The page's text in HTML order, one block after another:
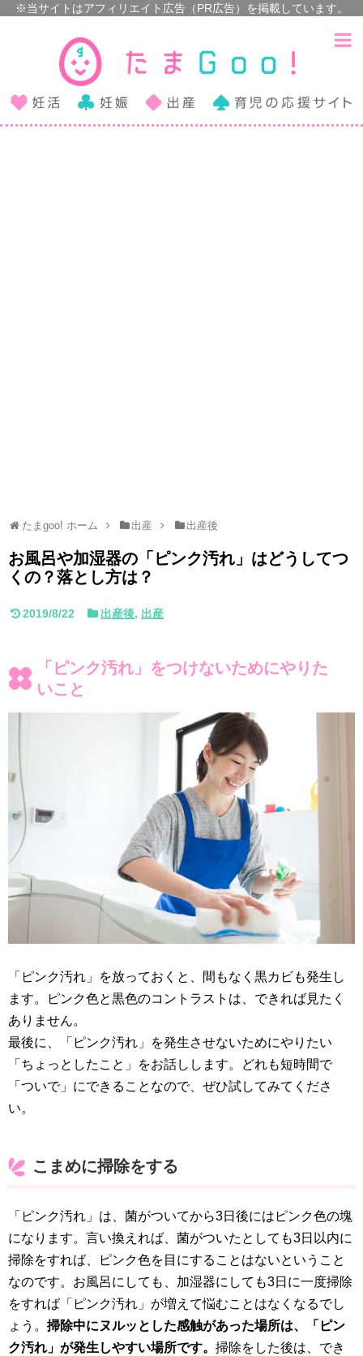
たまgoo! ホーム 出産 出産後
お風呂や加湿器の「ピンク汚れ」はどうしてつ
くの？落とし方は？
2019/8/22 出産後, 出産
「ピンク汚れ」をつけないためにやりた
いこと
「ピンク汚れ」を放っておくと、間もなく黒カビも発生し
ます。ピンク色と黒色のコントラストは、できれば見たく
ありません。
最後に、「ピンク汚れ」を発生させないためにやりたい
「ちょっとしたこと」をお話しします。どれも短時間で
「ついで」にできることなので、ぜひ試してみてくださ
い。
こまめに掃除をする
「ピンク汚れ」は、菌がついてから3日後にはピンク色の塊
になります。言い換えれば、菌がついたとしても3日以内に
掃除をすれば、ピンク色を目にすることはないということ
なのです。お風呂にしても、加湿器にしても3日に一度掃除
をすれば「ピンク汚れ」が増えて悩むことはなくなるでし
ょう。 掃除中にヌルッとした感触があった場所は、「ピン
ク汚れ」が発生しやすい場所です。 掃除をした後は、でき